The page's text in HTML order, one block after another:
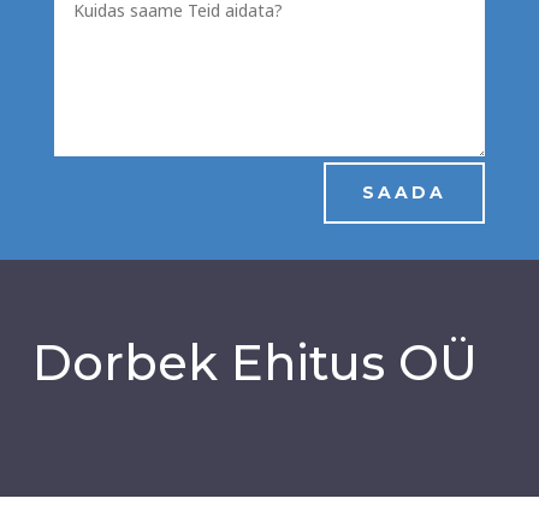
SAADA
Dorbek Ehitus OÜ